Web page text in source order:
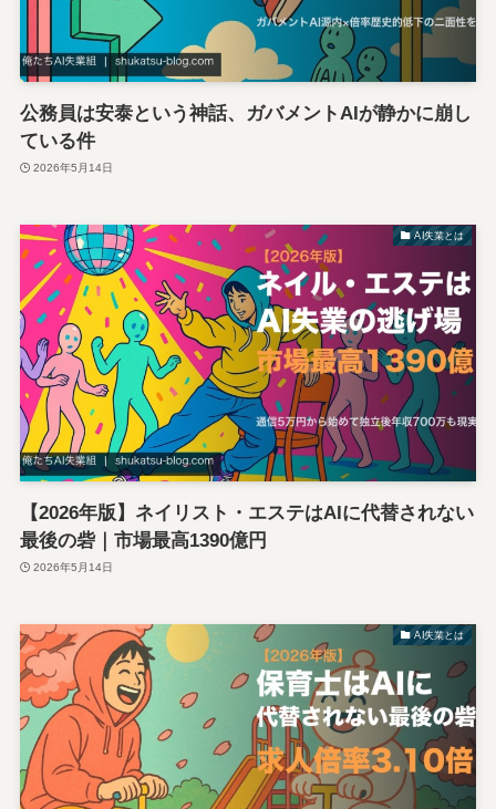
公務員は安泰という神話、ガバメントAIが静かに崩し
ている件
2026年5月14日
AI失業とは
【2026年版】ネイリスト・エステはAIに代替されない
最後の砦｜市場最高1390億円
2026年5月14日
AI失業とは